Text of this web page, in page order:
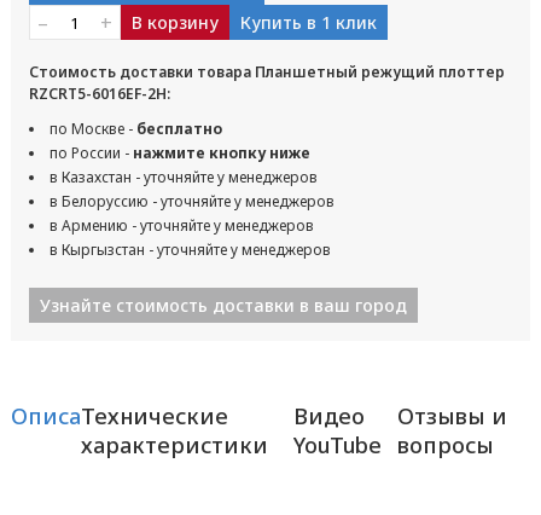
– + В корзину Купить в 1 клик
Стоимость доставки товара Планшетный режущий плоттер
RZCRT5-6016EF-2H:
по Москве - бесплатно
по России - нажмите кнопку ниже
в Казахстан - уточняйте у менеджеров
в Белоруссию - уточняйте у менеджеров
в Армению - уточняйте у менеджеров
в Кыргызстан - уточняйте у менеджеров
Узнайте стоимость доставки в ваш город
ОписаниеТехнические
характеристики
Видео
YouTube
Отзывы и
вопросы